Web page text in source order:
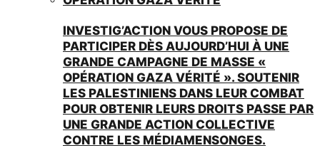
INVESTIG’ACTION VOUS PROPOSE DE
PARTICIPER DÈS AUJOURD’HUI À UNE
GRANDE CAMPAGNE DE MASSE «
OPÉRATION GAZA VÉRITÉ ». SOUTENIR
LES PALESTINIENS DANS LEUR COMBAT
POUR OBTENIR LEURS DROITS PASSE PAR
UNE GRANDE ACTION COLLECTIVE
CONTRE LES MÉDIAMENSONGES.